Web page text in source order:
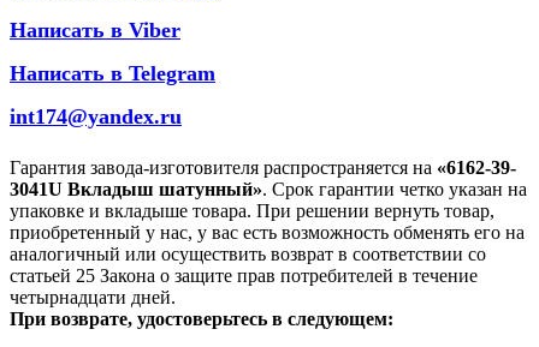
Написать в Viber
Написать в Telegram
int174@yandex.ru
Гарантия завода-изготовителя распространяется на «6162-39-
3041U Вкладыш шатунный». Срок гарантии четко указан на
упаковке и вкладыше товара. При решении вернуть товар,
приобретенный у нас, у вас есть возможность обменять его на
аналогичный или осуществить возврат в соответствии со
статьей 25 Закона о защите прав потребителей в течение
четырнадцати дней.
При возврате, удостоверьтесь в следующем: